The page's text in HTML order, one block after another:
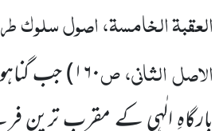
العقبۃ الخامسۃ، اصول سلوک
الاصل الثانی، ص۱۶۰)جب
بارگاہِ الٰہی کے مقرب ترین